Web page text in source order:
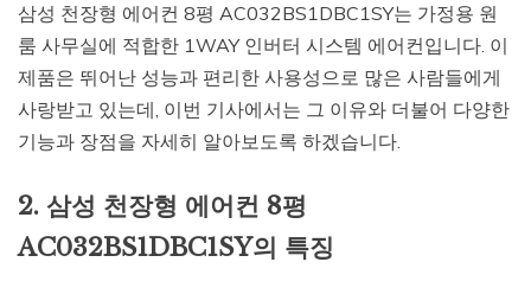
삼성 천장형 에어컨 8평 AC032BS1DBC1SY는 가정용 원
룸 사무실에 적합한 1WAY 인버터 시스템 에어컨입니다. 이
제품은 뛰어난 성능과 편리한 사용성으로 많은 사람들에게
사랑받고 있는데, 이번 기사에서는 그 이유와 더불어 다양한
기능과 장점을 자세히 알아보도록 하겠습니다.
2. 삼성 천장형 에어컨 8평
AC032BS1DBC1SY의 특징